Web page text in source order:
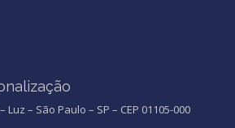
Luz – São Paulo – SP – CEP 01105-000